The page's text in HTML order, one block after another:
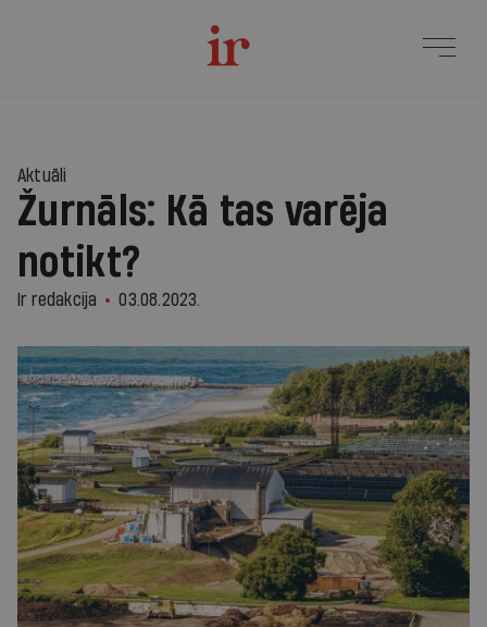
Aktuāli
Žurnāls: Kā tas varēja
notikt?
Ir redakcija 03.08.2023.